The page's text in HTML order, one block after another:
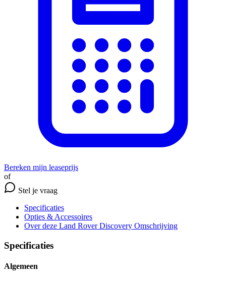
Bereken mijn leaseprijs
of
Stel je vraag
Specificaties
Opties & Accessoires
Over deze Land Rover Discovery Omschrijving
Specificaties
Algemeen